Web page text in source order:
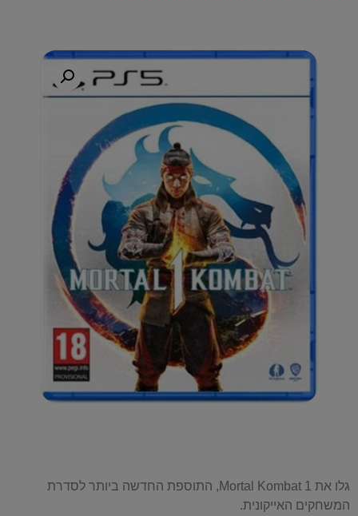
גלו את Mortal Kombat 1, התוספת החדשה ביותר לסדרת
המשחקים האייקונית.